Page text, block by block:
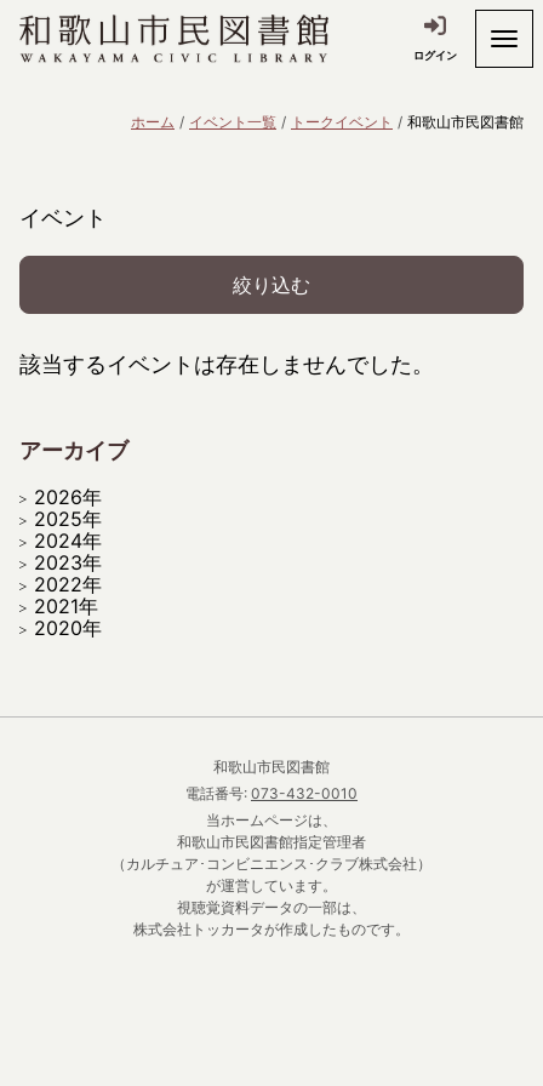
ログイン
ホーム イベント一覧 トークイベント 和歌山市民図書館
イベント
絞り込む
該当するイベントは存在しませんでした。
アーカイブ
2026年
2025年
2024年
2023年
2022年
2021年
2020年
和歌山市民図書館
電話番号: 073-432-0010
当ホームページは、
和歌山市民図書館指定管理者
（カルチュア･コンビニエンス･クラブ株式会社）
が運営しています。
視聴覚資料データの一部は、
株式会社トッカータが作成したものです。